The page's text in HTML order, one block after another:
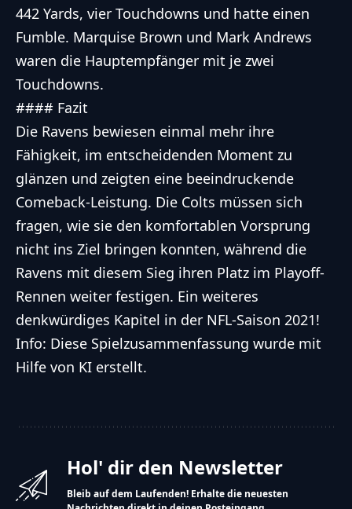
442 Yards, vier Touchdowns und hatte einen
Fumble. Marquise Brown und Mark Andrews
waren die Hauptempfänger mit je zwei
Touchdowns.
#### Fazit
Die Ravens bewiesen einmal mehr ihre
Fähigkeit, im entscheidenden Moment zu
glänzen und zeigten eine beeindruckende
Comeback-Leistung. Die Colts müssen sich
fragen, wie sie den komfortablen Vorsprung
nicht ins Ziel bringen konnten, während die
Ravens mit diesem Sieg ihren Platz im Playoff-
Rennen weiter festigen. Ein weiteres
denkwürdiges Kapitel in der NFL-Saison 2021!
Info: Diese Spielzusammenfassung wurde mit
Hilfe von KI erstellt.
Hol' dir den Newsletter
Bleib auf dem Laufenden! Erhalte die neuesten